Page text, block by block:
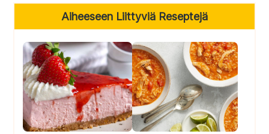
Primary
Sidebar
Aiheeseen Liittyviä Reseptejä